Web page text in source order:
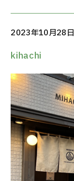
2023年10月28日
kihachi